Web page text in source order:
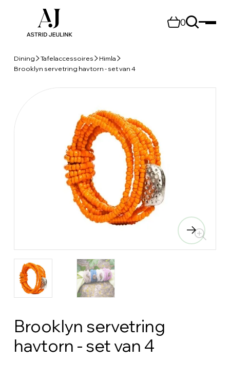
0
Dining Tafelaccessoires
Himla
Brooklyn servetring havtorn - set van 4
Brooklyn servetring
havtorn - set van 4